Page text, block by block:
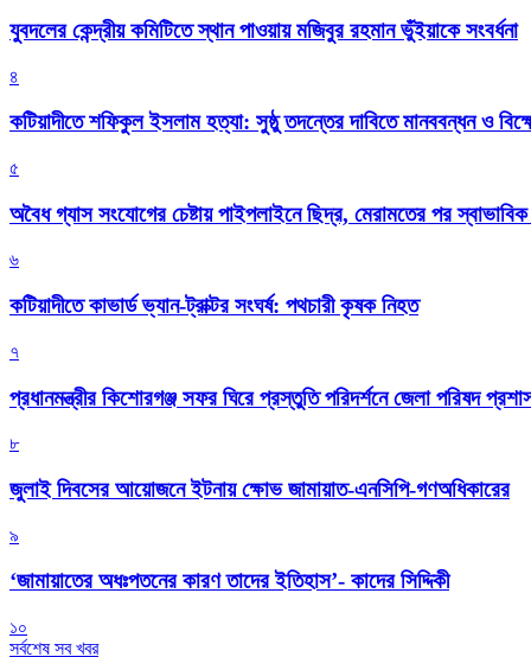
যুবদলের কেন্দ্রীয় কমিটিতে স্থান পাওয়ায় মজিবুর রহমান ভুঁইয়াকে সংবর্ধনা
৪
কটিয়াদীতে শফিকুল ইসলাম হত্যা: সুষ্ঠু তদন্তের দাবিতে মানববন্ধন ও
৫
অবৈধ গ্যাস সংযোগের চেষ্টায় পাইপলাইনে ছিদ্র, মেরামতের পর
৬
কটিয়াদীতে কাভার্ড ভ্যান-ট্রাক্টর সংঘর্ষ: পথচারী কৃষক নিহত
৭
প্রধানমন্ত্রীর কিশোরগঞ্জ সফর ঘিরে প্রস্তুতি পরিদর্শনে জেলা পরিষদ
৮
জুলাই দিবসের আয়োজনে ইটনায় ক্ষোভ জামায়াত-এনসিপি-গণঅধিকারের
৯
‘জামায়াতের অধঃপতনের কারণ তাদের ইতিহাস’- কাদের সিদ্দিকী
১০
সর্বশেষ সব খবর